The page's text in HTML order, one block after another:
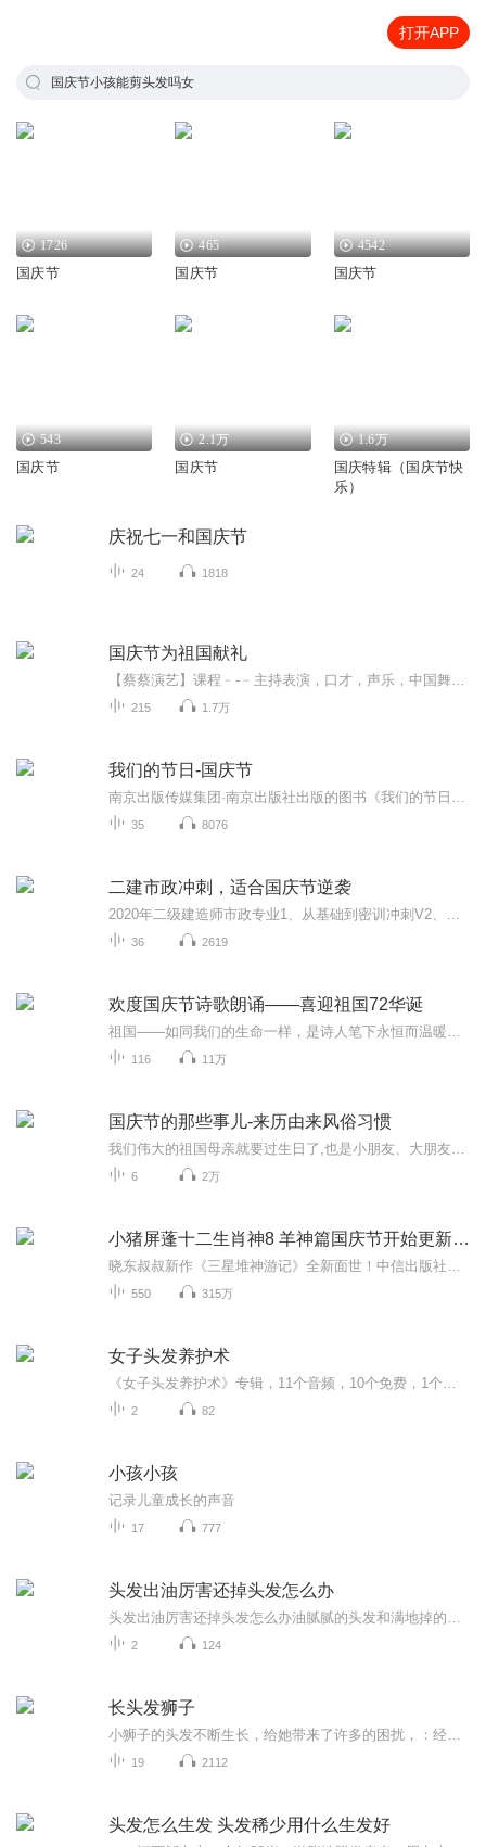
打开APP
国庆节小孩能剪头发吗女
1726
国庆节
465
国庆节
4542
国庆节
543
国庆节
2.1万
国庆节
1.6万
国庆特辑（国庆节快
乐）
庆祝七一和国庆节
24 1818
国庆节为祖国献礼
215 1.7万
我们的节日-国庆节
35 8076
二建市政冲刺，适合国庆节逆袭
36 2619
欢度国庆节诗歌朗诵——喜迎祖国72华诞
116 11万
国庆节的那些事儿-来历由来风俗习惯
6 2万
小猪屏蓬十二生肖神8 羊神篇国庆节开始更新啦！
550 315万
女子头发养护术
2 82
小孩小孩
记录儿童成长的声音
17 777
头发出油厉害还掉头发怎么办
2 124
长头发狮子
19 2112
头发怎么生发 头发稀少用什么生发好